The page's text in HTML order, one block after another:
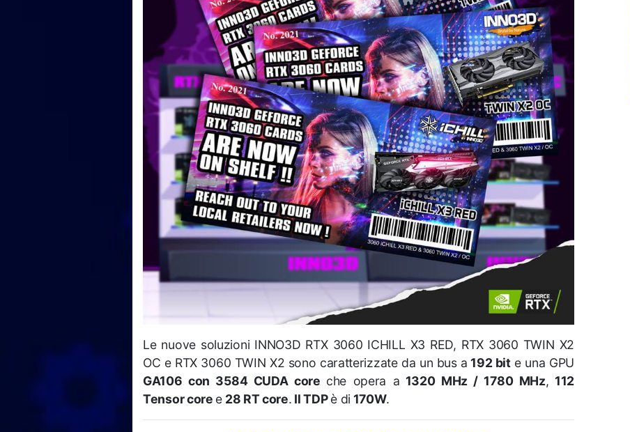
Le nuove soluzioni INNO3D RTX 3060 ICHILL X3 RED, RTX 3060 TWIN X2
OC e RTX 3060 TWIN X2 sono caratterizzate da un bus a 192 bite una GPU
GA106 con 3584 CUDA core che opera a 1320 MHz / 1780 MHz, 112
Tensor core e 28 RT core. Il TDPè di 170W.